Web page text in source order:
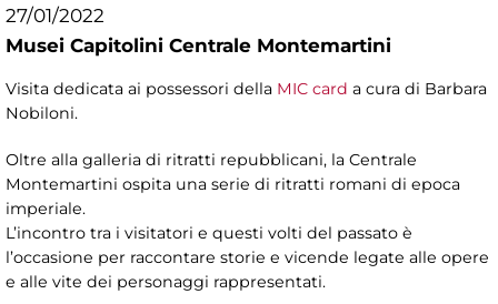
27/01/2022
Musei Capitolini Centrale Montemartini
Visita dedicata ai possessori della MIC card a cura di Barbara
Nobiloni.
Oltre alla galleria di ritratti repubblicani, la Centrale
Montemartini ospita una serie di ritratti romani di epoca
imperiale.
L’incontro tra i visitatori e questi volti del passato è
l’occasione per raccontare storie e vicende legate alle opere
e alle vite dei personaggi rappresentati.